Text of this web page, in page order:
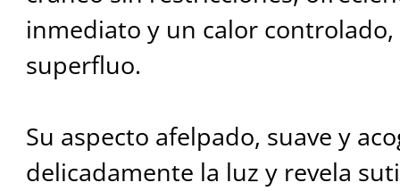
inmediato y un calor
superfluo.
Su aspecto afelpado, suave y
delicadamente la luz y revela